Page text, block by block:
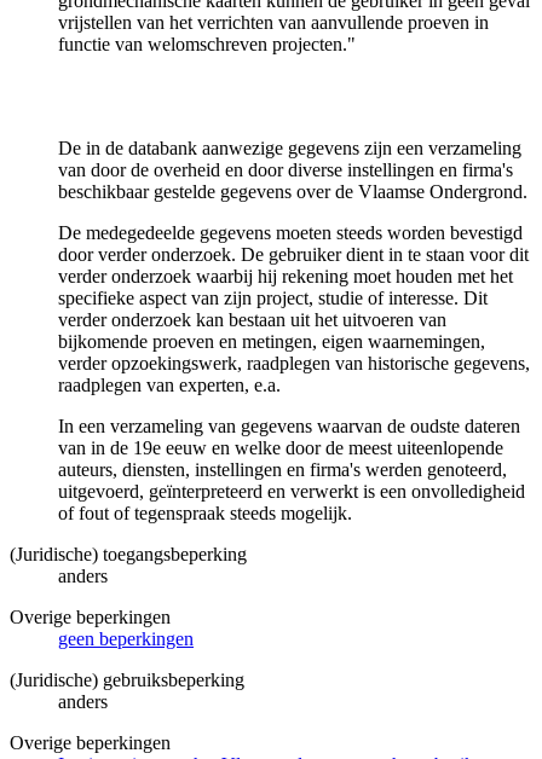
vrijstellen van het verrichten van aanvullende proeven in
functie van welomschreven projecten."
De in de databank aanwezige gegevens zijn een verzameling
van door de overheid en door diverse instellingen en firma's
beschikbaar gestelde gegevens over de Vlaamse Ondergrond.
De medegedeelde gegevens moeten steeds worden bevestigd
door verder onderzoek. De gebruiker dient in te staan voor dit
verder onderzoek waarbij hij rekening moet houden met het
specifieke aspect van zijn project, studie of interesse. Dit
verder onderzoek kan bestaan uit het uitvoeren van
bijkomende proeven en metingen, eigen waarnemingen,
verder opzoekingswerk, raadplegen van historische gegevens,
raadplegen van experten, e.a.
In een verzameling van gegevens waarvan de oudste dateren
van in de 19e eeuw en welke door de meest uiteenlopende
auteurs, diensten, instellingen en firma's werden genoteerd,
uitgevoerd, geïnterpreteerd en verwerkt is een onvolledigheid
of fout of tegenspraak steeds mogelijk.
(Juridische) toegangsbeperking
anders
Overige beperkingen
geen beperkingen
(Juridische) gebruiksbeperking
anders
Overige beperkingen